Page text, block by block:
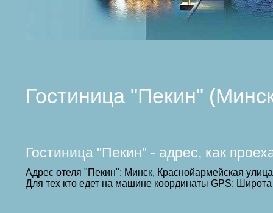
Гостиница "Пекин"
Гостиница "Пекин" - адрес, как
Адрес отеля "Пекин": Минск, Краснойармейская
Для тех кто едет на машине координаты GPS: